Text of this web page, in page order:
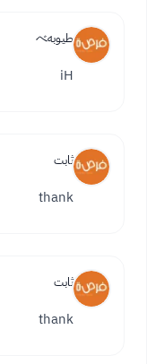
طيـوبهべ
iH
ثابت
thank
ثابت
thank